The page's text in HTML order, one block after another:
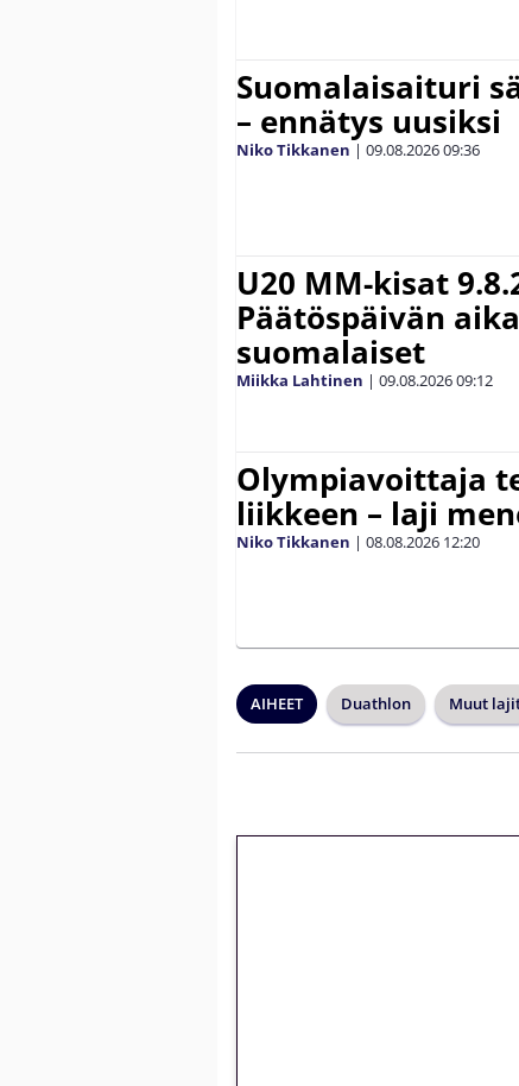
Suomalaisaituri
– ennätys uusiksi
Niko Tikkanen | 09.08.202609:36
U20 MM-kisat
Päätöspäivän
suomalaiset
Miikka Lahtinen | 09.08.202609:12
Olympiavoittaja
liikkeen – laji
Niko Tikkanen | 08.08.2026 12:20
AIHEET Duathlon Muut